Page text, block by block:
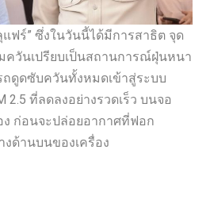
ฟร์” ซึ่งในวันนี้ได้มีการสาธิต จุด
ควันเปรียบเป็นสถานการณ์ฝุ่นหนา
ถดูดซับควันทั้งหมดเข้าสู่ระบบ
2.5 ที่ลดลงอย่างรวดเร็ว บนจอ
ง ก่อนจะปล่อยอากาศที่ฟอก
ด้านบนของเครื่อง